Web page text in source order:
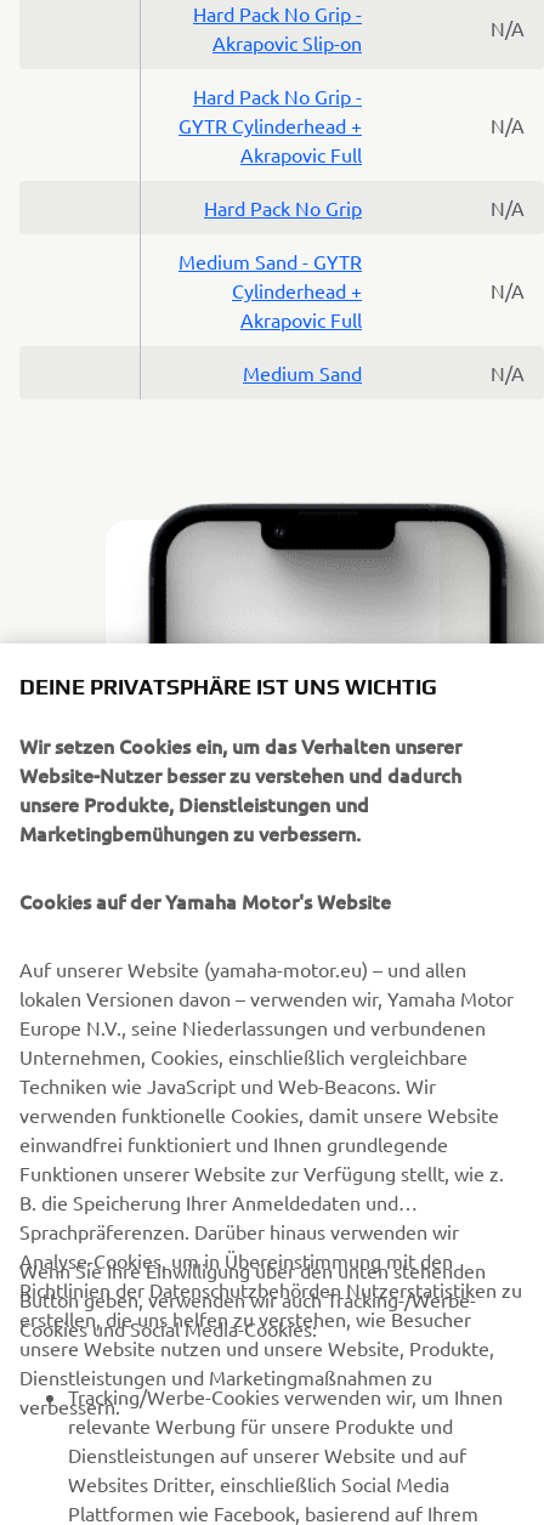
Hard Pack No Grip -
Akrapovic Slip-on
N/A
Hard Pack No Grip -
GYTR Cylinderhead +
Akrapovic Full
N/A
Hard Pack No Grip N/A
Medium Sand - GYTR
Cylinderhead +
Akrapovic Full
N/A
Medium Sand N/A
DOWNLOAD
Klicken Sie auf den Link, um zu Ihrem bevorzugten App-
Store zu gelangen.
UNTERNEHMEN
B2B
MEHR YAMAHA
SUPPORT
DEINE PRIVATSPHÄRE IST UNS WICHTIG
Wir setzen Cookies ein, um das Verhalten unserer
Website-Nutzer besser zu verstehen und dadurch
unsere Produkte, Dienstleistungen und
Marketingbemühungen zu verbessern.
Cookies auf der Yamaha Motor's Website
Auf unserer Website (yamaha-motor.eu) – und allen
lokalen Versionen davon – verwenden wir, Yamaha Motor
Europe N.V., seine Niederlassungen und verbundenen
Unternehmen, Cookies, einschließlich vergleichbare
Techniken wie JavaScript und Web-Beacons. Wir
verwenden funktionelle Cookies, damit unsere Website
einwandfrei funktioniert und Ihnen grundlegende
Funktionen unserer Website zur Verfügung stellt, wie z.
B. die Speicherung Ihrer Anmeldedaten und
Sprachpräferenzen. Darüber hinaus verwenden wir
Analyse-Cookies, um in Übereinstimmung mit den
Richtlinien der Datenschutzbehörden Nutzerstatistiken zu
erstellen, die uns helfen zu verstehen, wie Besucher
unsere Website nutzen und unsere Website, Produkte,
Dienstleistungen und Marketingmaßnahmen zu
verbessern.
Wenn Sie Ihre Einwilligung über den unten stehenden
Button geben, verwenden wir auch Tracking-/Werbe-
Cookies und Social Media-Cookies:
Tracking/Werbe-Cookies verwenden wir, um Ihnen
relevante Werbung für unsere Produkte und
Dienstleistungen auf unserer Website und auf
Websites Dritter, einschließlich Social Media
Plattformen wie Facebook, basierend auf Ihrem